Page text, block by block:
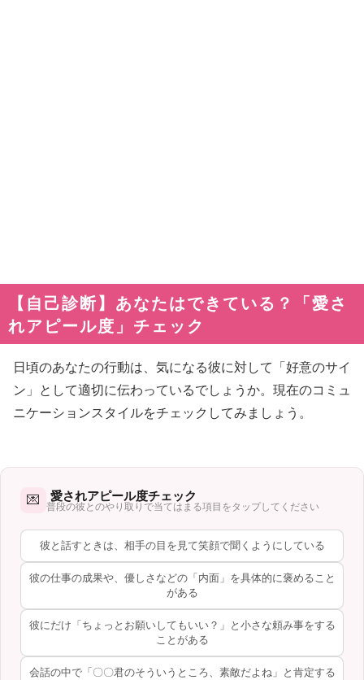
【自己診断】あなたはできている？「愛さ
れアピール度」チェック
日頃のあなたの行動は、気になる彼に対して「好意のサイ
ン」として適切に伝わっているでしょうか。現在のコミュ
ニケーションスタイルをチェックしてみましょう。
💌 愛されアピール度チェック
普段の彼とのやり取りで当てはまる項目をタップしてください
彼と話すときは、相手の目を見て笑顔で聞くようにしている
彼の仕事の成果や、優しさなどの「内面」を具体的に褒めること
がある
彼にだけ「ちょっとお願いしてもいい？」と小さな頼み事をする
ことがある
会話の中で「〇〇君のそういうところ、素敵だよね」と肯定する